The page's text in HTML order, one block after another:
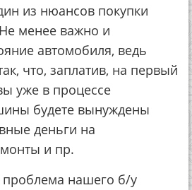
из нюансов покупки
менее важно и
автомобиля, ведь
что, заплатив, на первый
уже в процессе
будете вынуждены
деньги на
и пр.
проблема нашего б/у